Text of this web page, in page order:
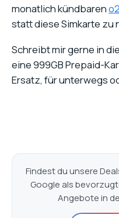
monatlich kündbaren
statt diese Simkarte zu
Schreibt mir gerne in
eine 999GB Prepaid-
Ersatz, für unterwegs
Findest du unsere
Google als
Angebote in